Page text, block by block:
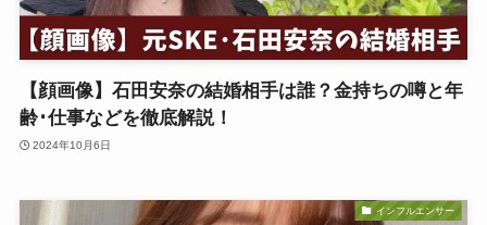
【顔画像】石田安奈の結婚相手は誰？金持ちの噂と年
齢･仕事などを徹底解説！
2024年10月6日
インフルエンサー